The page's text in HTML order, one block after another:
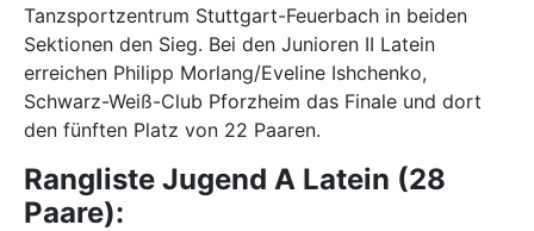
Tanzsportzentrum Stuttgart-Feuerbach in beiden
Sektionen den Sieg. Bei den Junioren II Latein
erreichen Philipp Morlang/Eveline Ishchenko,
Schwarz-Weiß-Club Pforzheim das Finale und dort
den fünften Platz von 22 Paaren.
Rangliste Jugend A Latein (28
Paare):